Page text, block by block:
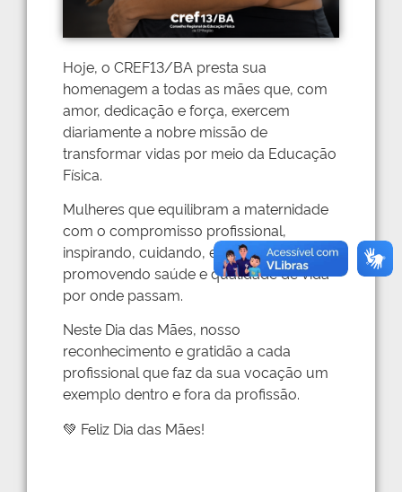
Hoje, o CREF13/BA presta sua
homenagem a todas as mães que, com
amor, dedicação e força, exercem
diariamente a nobre missão de
transformar vidas por meio da Educação
Física.
Mulheres que equilibram a maternidade
com o compromisso profissional,
inspirando, cuidando, ensinando e
promovendo saúde e qualidade de vida
por onde passam.
Neste Dia das Mães, nosso
reconhecimento e gratidão a cada
profissional que faz da sua vocação um
exemplo dentro e fora da profissão.
💚 Feliz Dia das Mães!